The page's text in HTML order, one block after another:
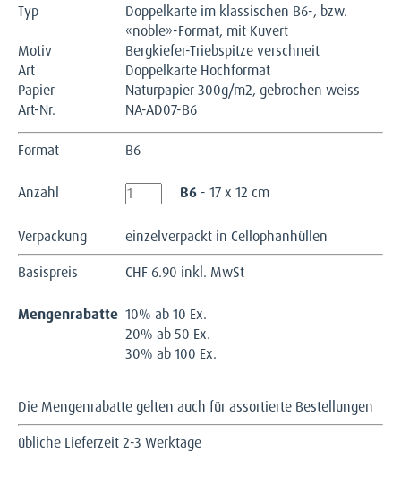
Typ
Doppelkarte im klassischen B6-, bzw.
«noble»-Format, mit Kuvert
Motiv
Bergkiefer-Triebspitze verschneit
Art
Doppelkarte Hochformat
Papier
Naturpapier 300g/m2, gebrochen weiss
Art-Nr.
NA-AD07-B6
Format B6
Anzahl B6 - 17 x 12 cm
Verpackung
einzelverpackt in Cellophanhüllen
Basispreis
CHF 6.90 inkl. MwSt
Mengenrabatte 10% ab 10 Ex.
20% ab 50 Ex.
30% ab 100 Ex.
Die Mengenrabatte gelten auch für assortierte Bestellungen
übliche Lieferzeit 2-3 Werktage